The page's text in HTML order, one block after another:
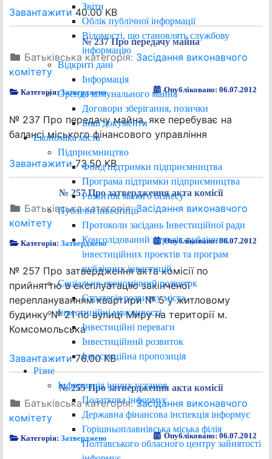
Звіти
Облік публічної інформації
Відомості, що становлять службову
інформацію
Відкриті дані
Інформація
Оренда комунального майна
Договори зберігання, позички
Інші документи
Економіка міста
Підприємництво
Фонд підтримки підприємництва
Програма підтримки підприємництва
Розвиток малого бізнесу
Публічні інвестиції
Протоколи засідань Інвестиційної ради
Консолідований перелік публічних
інвестиційних проектів та програм
публічних інвестицій
Соціально-економічний розвиток
Стратегія розвитку міста
Інвестиційні можливості
Інвестиційні переваги
Інвестиційний розвиток
Інвестиційна пропозиція
Різне
Інформація інших установ
Податкова інформує
Державна фінансова інспекція інформує
Горішньоплавнівська міська філія
Полтавського обласного центру зайнятості
Завантажити40.00 KB
№ 237 Про передачу майна
Батьківська категорія: Засідання виконавчого
комітету
Категорія:Затверджено Опубліковано: 06.07.2012
№ 237 Про передачу майна, яке перебуває на
балансі міського фінансового управління
Завантажити73.50 KB
№ 257 Про затвердження акта комісії
Батьківська категорія:Засідання виконавчого
комітету
Категорія:Затверджено Опубліковано: 06.07.2012
№ 257 Про затвердження акта комісії по
прийняттю в експлуатацію закінченої
переплануванням квартири № 5 у житловому
будинку № 21 по вулиці Миру на території м.
Комсомольська
Завантажити76.00 KB
№ 255 Про затвердження акта комісії
Батьківська категорія:Засідання виконавчого
комітету
Категорія:Затверджено Опубліковано: 06.07.2012